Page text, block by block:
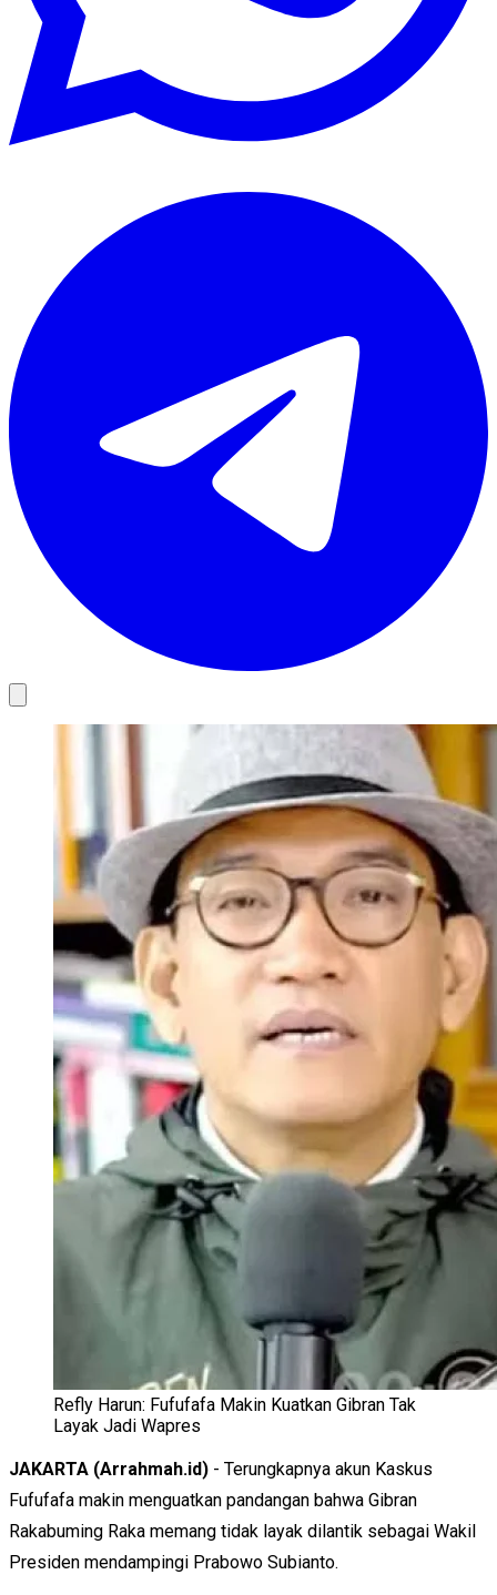
Refly Harun: Fufufafa Makin Kuatkan Gibran Tak
Layak Jadi Wapres
JAKARTA (Arrahmah.id) - Terungkapnya akun Kaskus
Fufufafa makin menguatkan pandangan bahwa Gibran
Rakabuming Raka memang tidak layak dilantik sebagai Wakil
Presiden mendampingi Prabowo Subianto.